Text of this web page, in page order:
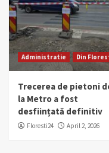
Administratie Din
Trecerea de pietoni
la Metro a fost
desființată definitiv
Floresti24 April 2, 2026